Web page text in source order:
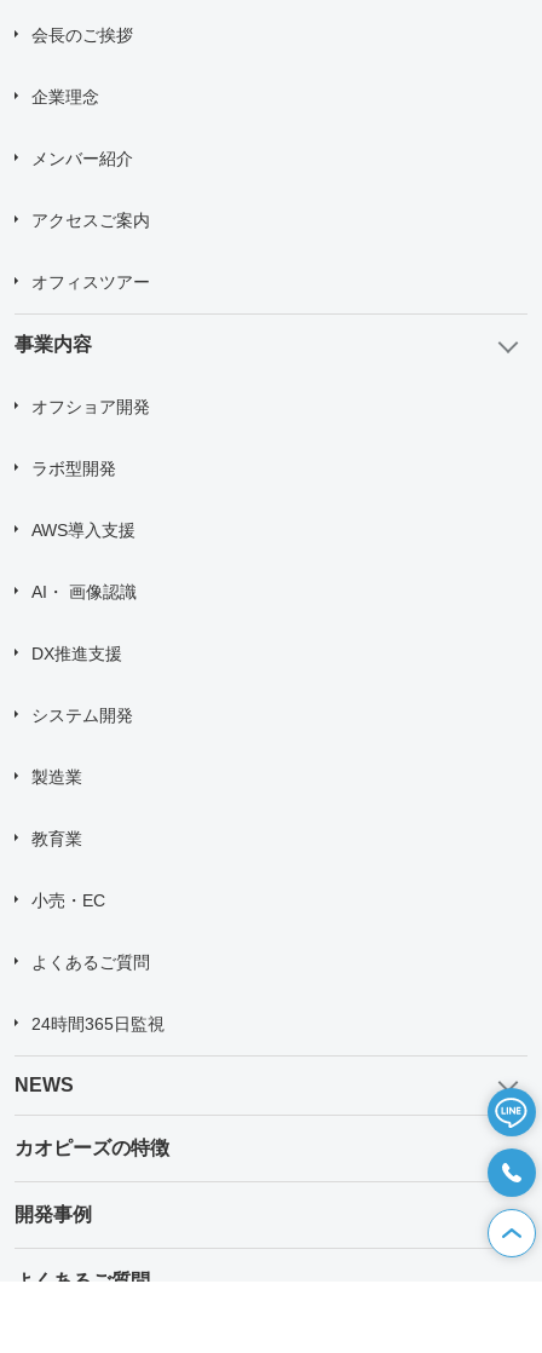
会長のご挨拶
企業理念
メンバー紹介
アクセスご案内
オフィスツアー
事業内容
オフショア開発
ラボ型開発
AWS導入支援
AI・ 画像認識
DX推進支援
システム開発
製造業
教育業
小売・EC
よくあるご質問
24時間365日監視
NEWS
カオピーズの特徴
開発事例
よくあるご質問